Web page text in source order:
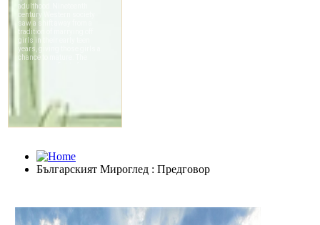
Българският Мироглед : Предговор
Download